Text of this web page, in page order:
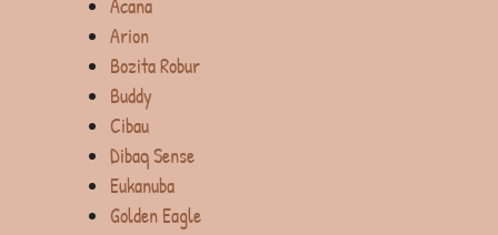
Acana
Arion
Bozita Robur
Buddy
Cibau
Dibaq Sense
Eukanuba
Golden Eagle